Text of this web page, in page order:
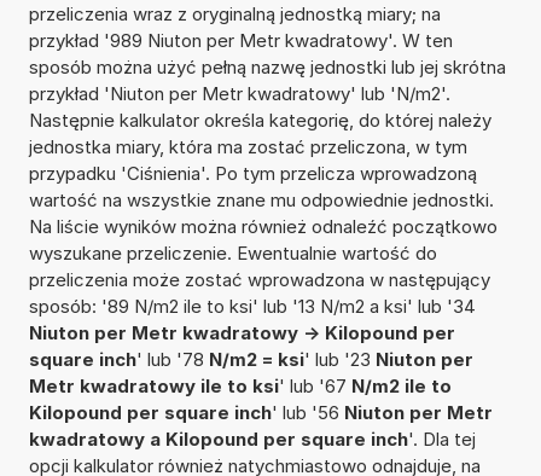
przeliczenia wraz z oryginalną jednostką miary; na
przykład '989 Niuton per Metr kwadratowy'. W ten
sposób można użyć pełną nazwę jednostki lub jej skrótna
przykład 'Niuton per Metr kwadratowy' lub 'N/m2'.
Następnie kalkulator określa kategorię, do której należy
jednostka miary, która ma zostać przeliczona, w tym
przypadku 'Ciśnienia'. Po tym przelicza wprowadzoną
wartość na wszystkie znane mu odpowiednie jednostki.
Na liście wyników można również odnaleźć początkowo
wyszukane przeliczenie. Ewentualnie wartość do
przeliczenia może zostać wprowadzona w następujący
sposób: '89 N/m2 ile to ksi' lub '13 N/m2 a ksi' lub '34
Niuton per Metr kwadratowy -> Kilopound per
square inch' lub '78 N/m2 = ksi' lub '23 Niuton per
Metr kwadratowy ile to ksi' lub '67 N/m2 ile to
Kilopound per square inch' lub '56 Niuton per Metr
kwadratowy a Kilopound per square inch'. Dla tej
opcji kalkulator również natychmiastowo odnajduje, na